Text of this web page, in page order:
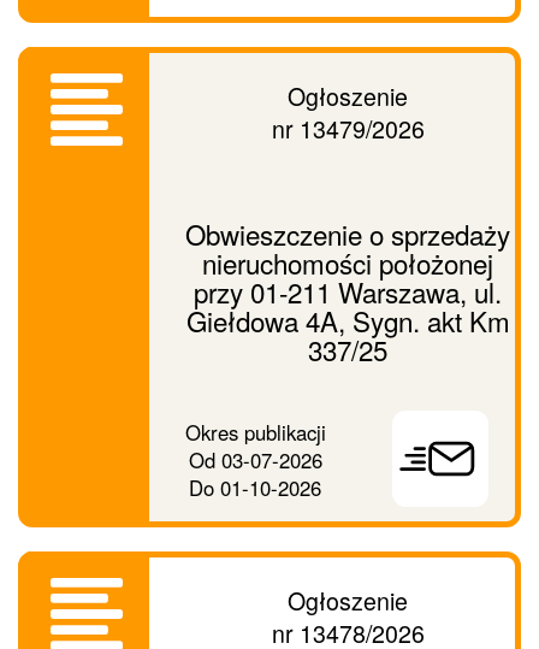
Ogłoszenie
nr 13479/2026
Obwieszczenie o sprzedaży
nieruchomości położonej
przy 01-211 Warszawa, ul.
Giełdowa 4A, Sygn. akt Km
337/25
Okres publikacji
Od03-07-2026
Do 01-10-2026
dalej
Ogłoszenie
nr 13478/2026